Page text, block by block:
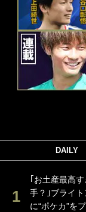
DAILY
｢お土産最高
手？｣ブライ
に“ポケカ”を